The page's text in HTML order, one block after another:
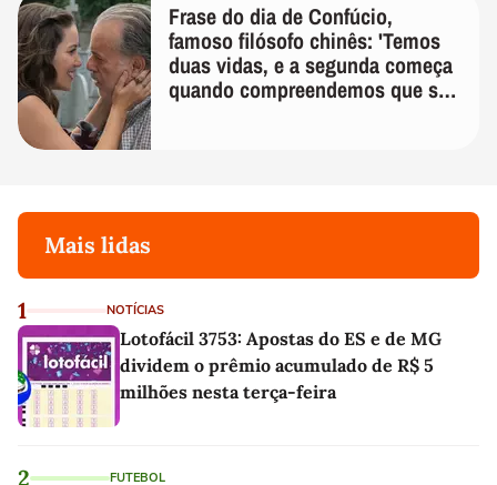
Frase do dia de Confúcio,
famoso filósofo chinês: 'Temos
duas vidas, e a segunda começa
quando compreendemos que só
Mais lidas
1 NOTÍCIAS
Lotofácil 3753: Apostas do ES e de MG
dividem o prêmio acumulado de R$ 5
milhões nesta terça-feira
2 FUTEBOL